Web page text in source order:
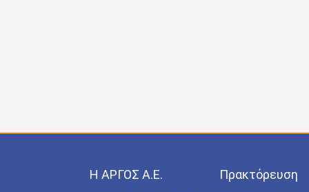
S.A.J.P. ΕΚΔΟΤΙΚΗ ΙΚΕ
Η ΑΡΓΟΣ A.E. Πρακτόρευση